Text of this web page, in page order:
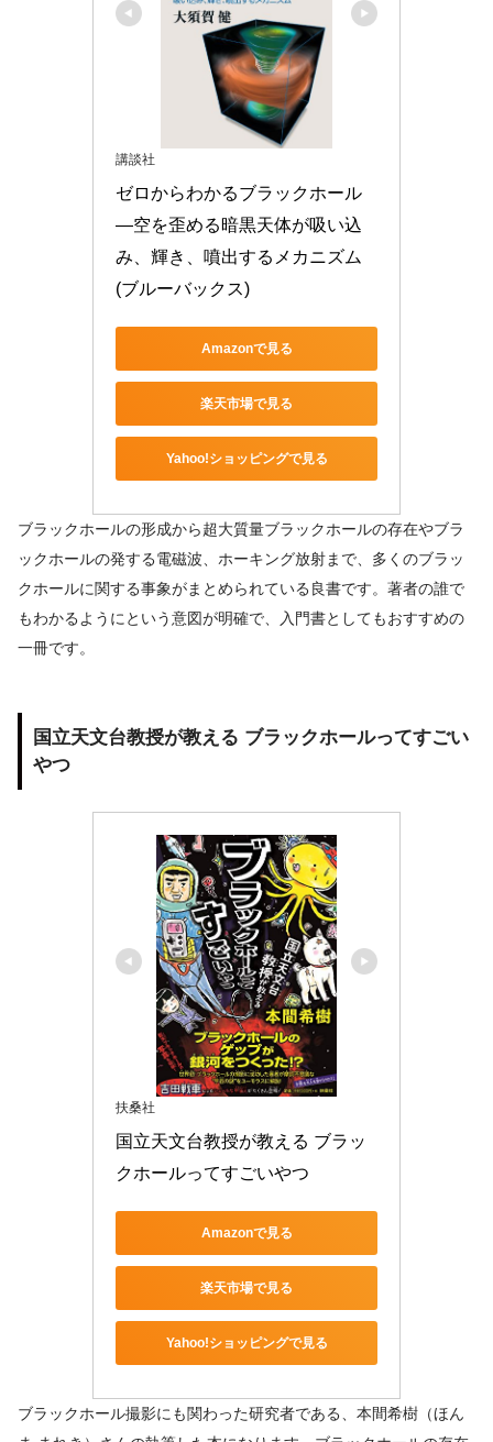
講談社
ゼロからわかるブラックホール
―空を歪める暗黒天体が吸い込
み、輝き、噴出するメカニズム
(ブルーバックス)
Amazonで見る
楽天市場で見る
Yahoo!ショッピングで見る
ブラックホールの形成から超大質量ブラックホールの存在やブラ
ックホールの発する電磁波、ホーキング放射まで、多くのブラッ
クホールに関する事象がまとめられている良書です。著者の誰で
もわかるようにという意図が明確で、入門書としてもおすすめの
一冊です。
国立天文台教授が教える ブラックホールってすごい
やつ
扶桑社
国立天文台教授が教える ブラッ
クホールってすごいやつ
Amazonで見る
楽天市場で見る
Yahoo!ショッピングで見る
ブラックホール撮影にも関わった研究者である、本間希樹（ほん